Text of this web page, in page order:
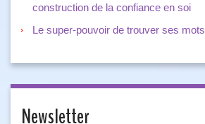
construction de la confiance en soi
Le super-pouvoir de trouver ses mots
Newsletter